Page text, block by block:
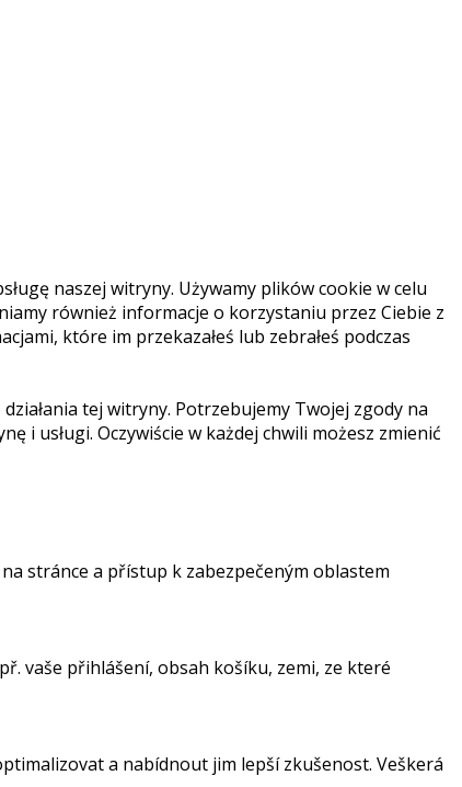
naszej witryny. Używamy plików cookie w celu
również informacje o korzystaniu przez Ciebie z
które im przekazałeś lub zebrałeś podczas
tej witryny. Potrzebujemy Twojej zgody na
i usługi. Oczywiście w każdej chwili możesz zmienić
stránce a přístup k zabezpečeným oblastem
vaše přihlášení, obsah košíku, zemi, ze které
a nabídnout jim lepší zkušenost. Veškerá